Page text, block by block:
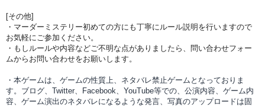
[その他]
・マーダーミステリー初めての方にも丁寧にルール説明を行いますので
お気軽にご参加ください。
・もしルールや内容などご不明な点がありましたら、問い合わせフォー
ムからお問い合わせをお願いします。
・本ゲームは、ゲームの性質上、ネタバレ禁止ゲームとなっておりま
す。ブログ、Twitter、Facebook、YouTube等での、 公演内容、 ゲーム内
容、ゲーム演出のネタバレになるような発言、写真のアップロードは固